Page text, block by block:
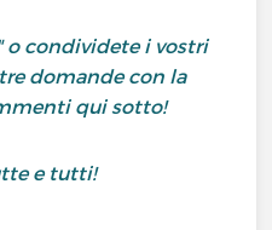
o condividete i vostri
domande con la
qui sotto!
e tutti!